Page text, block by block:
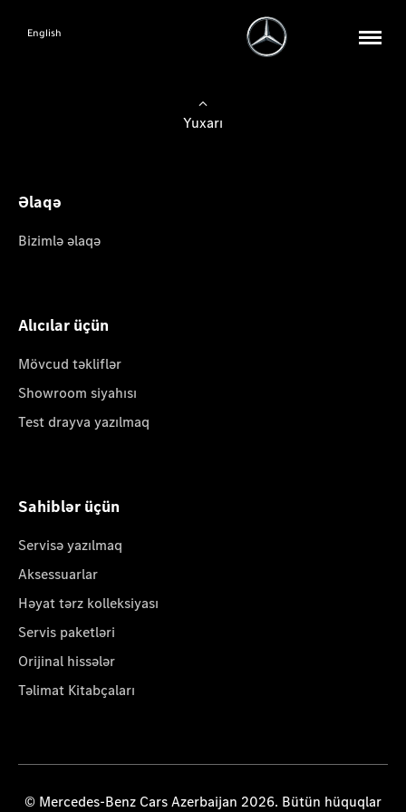
English
Yuxarı
Əlaqə
Bizimlə əlaqə
Alıcılar üçün
Mövcud təkliflər
Showroom siyahısı
Test drayva yazılmaq
Sahiblər üçün
Servisə yazılmaq
Aksessuarlar
Həyat tərz kolleksiyası
Servis paketləri
Orijinal hissələr
Təlimat Kitabçaları
© Mercedes-Benz Cars Azerbaijan 2026. Bütün hüquqlar